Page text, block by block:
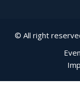
© All right